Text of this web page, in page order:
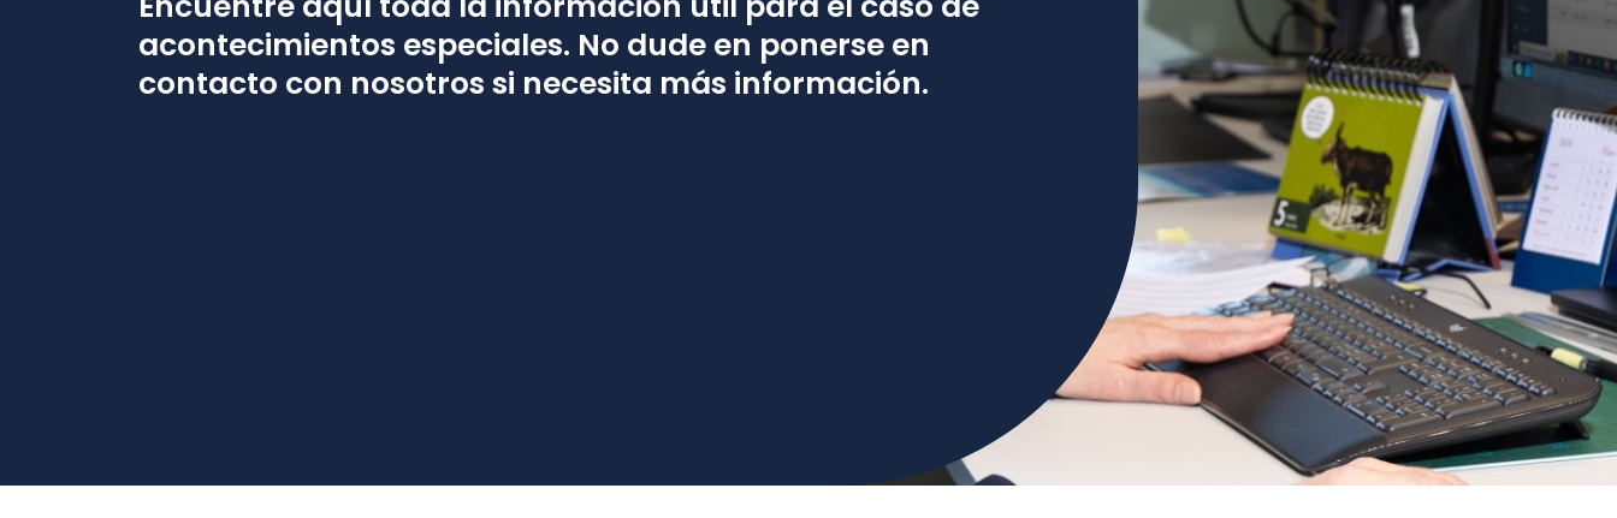
acontecimientos especiales. No dude en ponerse en
contacto con nosotros si necesita más información.